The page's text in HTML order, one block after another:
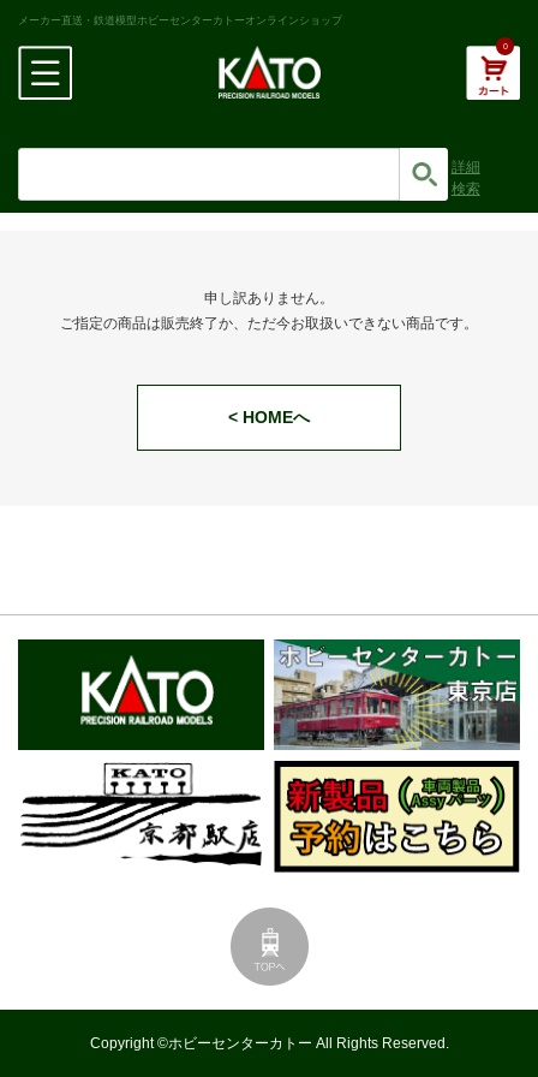
メーカー直送・鉄道模型ホビーセンターカトーオンラインショップ
0
詳細
検索
申し訳ありません。
ご指定の商品は販売終了か、ただ今お取扱いできない商品です。
< HOMEへ
Copyright ©ホビーセンターカトー All Rights Reserved.